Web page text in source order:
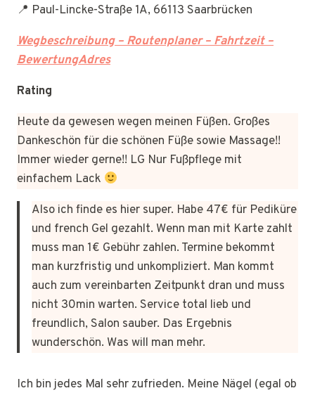
📍 Paul-Lincke-Straße 1A, 66113 Saarbrücken
Wegbeschreibung – Routenplaner – Fahrtzeit –
BewertungAdres
Rating
Heute da gewesen wegen meinen Füßen. Großes
Dankeschön für die schönen Füße sowie Massage!!
Immer wieder gerne!! LG Nur Fußpflege mit
einfachem Lack
Also ich finde es hier super. Habe 47€ für Pediküre
und french Gel gezahlt. Wenn man mit Karte zahlt
muss man 1€ Gebühr zahlen. Termine bekommt
man kurzfristig und unkompliziert. Man kommt
auch zum vereinbarten Zeitpunkt dran und muss
nicht 30min warten. Service total lieb und
freundlich, Salon sauber. Das Ergebnis
wunderschön. Was will man mehr.
Ich bin jedes Mal sehr zufrieden. Meine Nägel (egal ob